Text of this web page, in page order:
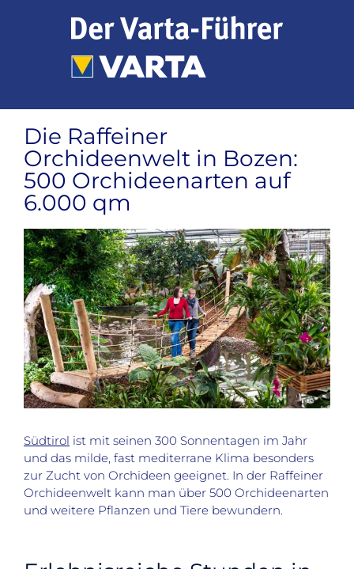
Die Raffeiner
Orchideenwelt in Bozen:
500 Orchideenarten auf
6.000 qm
Zeige
grösseres
Bild
Südtirol ist mit seinen 300 Sonnentagen im Jahr
und das milde, fast mediterrane Klima besonders
zur Zucht von Orchideen geeignet. In der Raffeiner
Orchideenwelt kann man über 500 Orchideenarten
und weitere Pflanzen und Tiere bewundern.